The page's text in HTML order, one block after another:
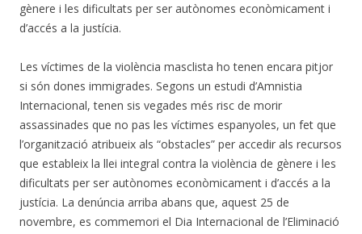
gènere i les dificultats per ser autònomes econòmicament i
d’accés a la justícia.
Les víctimes de la violència masclista ho tenen encara pitjor
si són dones immigrades. Segons un estudi d’Amnistia
Internacional, tenen sis vegades més risc de morir
assassinades que no pas les víctimes espanyoles, un fet que
l’organització atribueix als “obstacles” per accedir als recursos
que estableix la llei integral contra la violència de gènere i les
dificultats per ser autònomes econòmicament i d’accés a la
justícia. La denúncia arriba abans que, aquest 25 de
novembre, es commemori el Dia Internacional de l’Eliminació